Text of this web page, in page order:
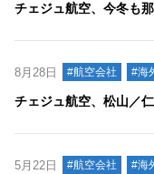
チェジュ航空、今冬も
8月28日 #航空会社 #海
チェジュ航空、松山／
5月22日 #航空会社 #海